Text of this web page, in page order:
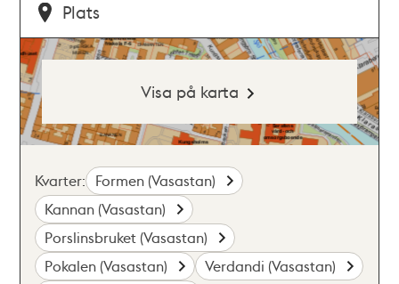
Plats
Visa på karta
Kvarter: Formen (Vasastan)
Kannan (Vasastan)
Porslinsbruket (Vasastan)
Pokalen (Vasastan)
Verdandi (Vasastan)